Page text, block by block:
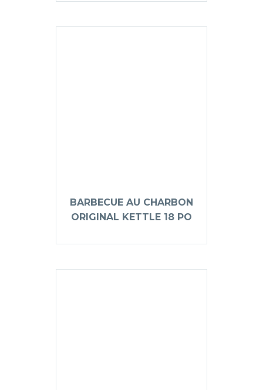
BARBECUE AU CHARBON
ORIGINAL KETTLE 18 PO